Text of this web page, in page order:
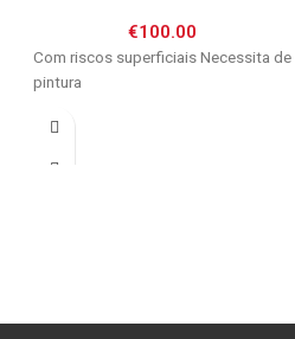
€100.00
Com riscos superficiais Necessita de
pintura